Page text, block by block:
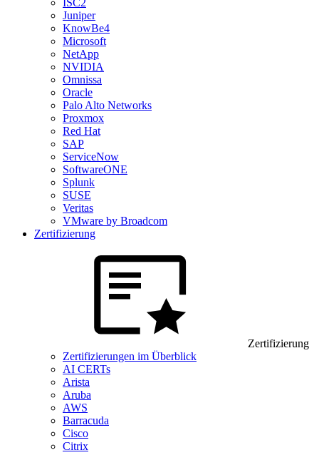
ISC2
Juniper
KnowBe4
Microsoft
NetApp
NVIDIA
Omnissa
Oracle
Palo Alto Networks
Proxmox
Red Hat
SAP
ServiceNow
SoftwareONE
Splunk
SUSE
Veritas
VMware by Broadcom
Zertifizierung
Zertifizierung
Zertifizierungen im Überblick
AI CERTs
Arista
Aruba
AWS
Barracuda
Cisco
Citrix